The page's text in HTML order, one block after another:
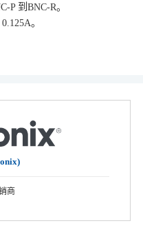
到BNC-R。
。
商